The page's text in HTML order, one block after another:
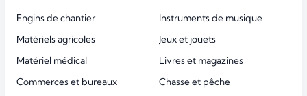
Engins de chantier
Matériels agricoles
Matériel médical
Commerces et bureaux
Instruments de musique
Jeux et jouets
Livres et magazines
Chasse et pêche